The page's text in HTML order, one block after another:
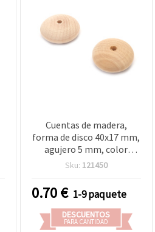
Cuentas de madera,
forma de disco 40x17 mm,
agujero 5 mm, color
madera natural - 2 piezas
Sku: 121450
0.70€ 1-9 paquete
DESCUENTOS
PARA CANTIDAD